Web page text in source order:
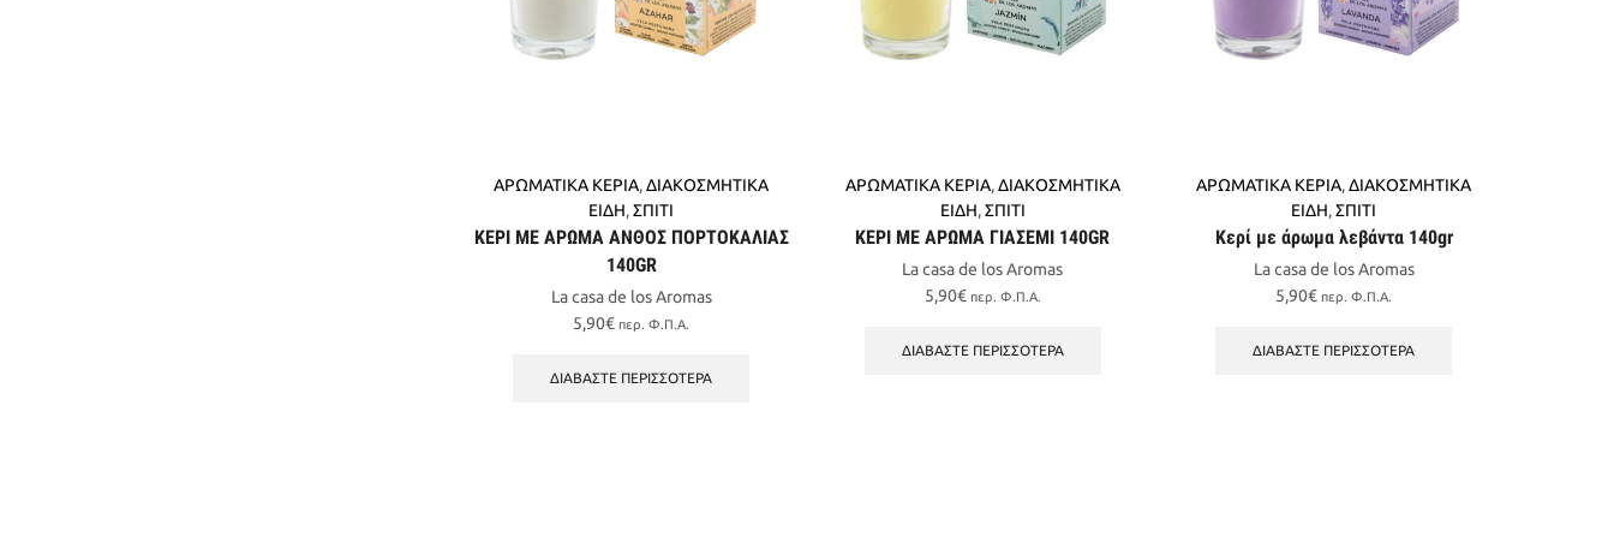
προϊόντος
ΑΡΩΜΑΤΙΚΑ ΚΕΡΙΑ,ΔΙΑΚΟΣΜΗΤΙΚΑ
ΕΙΔΗ,ΣΠΙΤΙ
ΚΕΡΙ ΜΕ ΑΡΩΜΑ ΑΝΘΟΣ ΠΟΡΤΟΚΑΛΙΑΣ
140GR
La casa de los Aromas
5,90€ περ. Φ.Π.Α.
ΔΙΑΒΆΣΤΕ ΠΕΡΙΣΣΌΤΕΡΑ
ΑΡΩΜΑΤΙΚΑ ΚΕΡΙΑ,ΔΙΑΚΟΣΜΗΤΙΚΑ
ΕΙΔΗ,ΣΠΙΤΙ
ΚΕΡΙ ΜΕ ΑΡΩΜΑ ΓΙΑΣΕΜΙ 140GR
La casa de los Aromas
5,90€ περ. Φ.Π.Α.
ΔΙΑΒΆΣΤΕ ΠΕΡΙΣΣΌΤΕΡΑ
ΑΡΩΜΑΤΙΚΑ ΚΕΡΙΑ,ΔΙΑΚΟΣΜΗΤΙΚΑ
ΕΙΔΗ,ΣΠΙΤΙ
Κερί με άρωμα λεβάντα 140gr
La casa de los Aromas
5,90€ περ. Φ.Π.Α.
ΔΙΑΒΆΣΤΕ ΠΕΡΙΣΣΌΤΕΡΑ